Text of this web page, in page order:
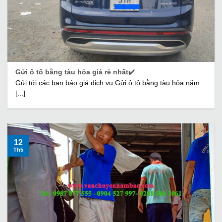
Gửi ô tô bằng tàu hỏa giá rẻ nhất✔️
Gửi tới các bạn báo giá dịch vụ Gửi ô tô bằng tàu hỏa năm
[...]
12
Th5